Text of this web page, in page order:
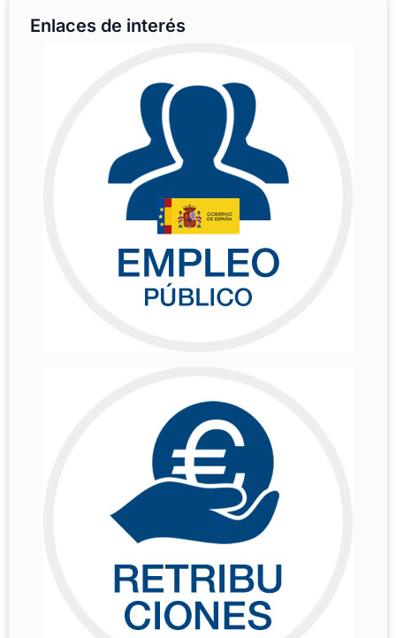
Enlaces de interés